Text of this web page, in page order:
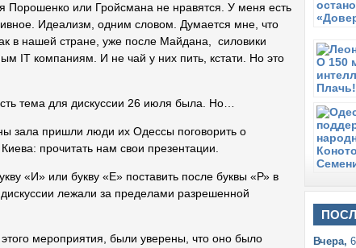
Порошенко или Гройсмана не нравятся. У меня есть
Идеализм, одним словом. Думается мне, что
в нашей стране, уже после Майдана, силовики
IT компаниям. И не чай у них пить, кстати. Но это
тема для дискуссии 26 июля была. Но…
зала пришли люди их Одессы поговорить о
прочитать нам свои презентации.
«И» или букву «Е» поставить после буквы «Р» в
лежали за пределами разрешенной
мероприятия, были уверены, что оно было
О
в
Вчера,